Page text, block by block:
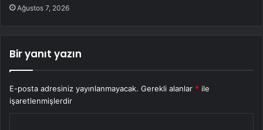
Ağustos 7, 2026
Bir yanıt yazın
E-posta adresiniz yayınlanmayacak. Gerekli alanlar * ile
işaretlenmişlerdir